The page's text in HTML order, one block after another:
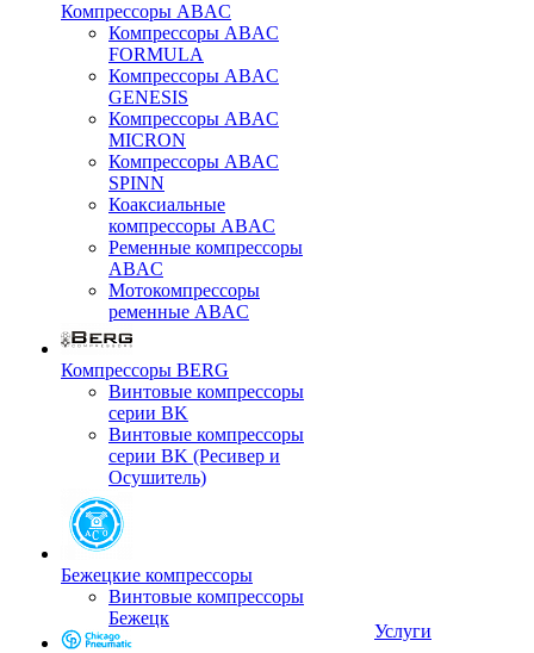
Компрессоры ABAC
Компрессоры ABAC
FORMULA
Компрессоры ABAC
GENESIS
Компрессоры ABAC
MICRON
Компрессоры ABAC
SPINN
Коаксиальные
компрессоры ABAC
Ременные компрессоры
ABAC
Мотокомпрессоры
ременные ABAC
Компрессоры BERG
Винтовые компрессоры
серии BK
Винтовые компрессоры
серии BK (Ресивер и
Осушитель)
Бежецкие компрессоры
Винтовые компрессоры
Бежецк
Услуги